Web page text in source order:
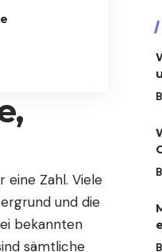
Zahl. Viele
und die
bekannten
sämtliche